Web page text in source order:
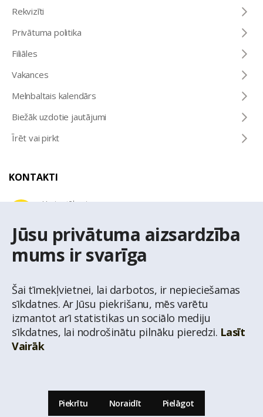
Jūsu privātuma aizsardzība
mums ir svarīga
Šai tīmekļvietnei, lai darbotos, ir nepieciešamas
sīkdatnes. Ar Jūsu piekrišanu, mēs varētu
izmantot arī statistikas un sociālo mediju
sīkdatnes, lai nodrošinātu pilnāku pieredzi. Lasīt
Vairāk
Piekrītu Noraidīt Pielāgot
© Nekustamo īpašumu aģentūra Latio.
Rekvizīti
Privātuma politika
Filiāles
Vakances
Melnbaltais kalendārs
Biežāk uzdotie jautājumi
Īrēt vai pirkt
KONTAKTI
Uzziņu tālrunis
E-pasta adrese
latio@latio.lv